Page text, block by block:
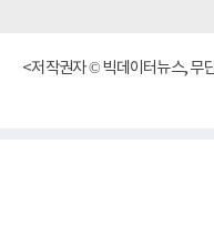
<저작권자 © 빅데이터뉴스, 무